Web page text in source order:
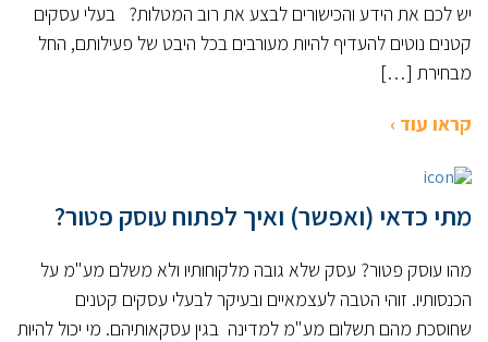
יש לכם את הידע והכישורים לבצע את רוב המטלות? בעלי עסקים
קטנים נוטים להעדיף להיות מעורבים בכל היבט של פעילותם, החל
מבחירת […]
קראו עוד ›
מתי כדאי (ואפשר) ואיך לפתוח עוסק פטור?
מהו עוסק פטור? עסק שלא גובה מלקוחותיו ולא משלם מע"מ על
הכנסותיו. זוהי הטבה לעצמאיים ובעיקר לבעלי עסקים קטנים
שחוסכת מהם תשלום מע"מ למדינה בגין עסקאותיהם. מי יכול להיות